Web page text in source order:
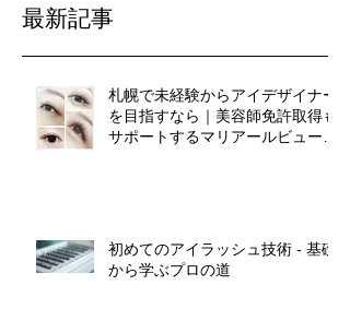
最新記事
札幌で未経験からアイデザイナー
を目指すなら｜美容師免許取得も
サポートするマリアールビューテ
初めてのアイラッシュ技術 - 基礎
から学ぶプロの道